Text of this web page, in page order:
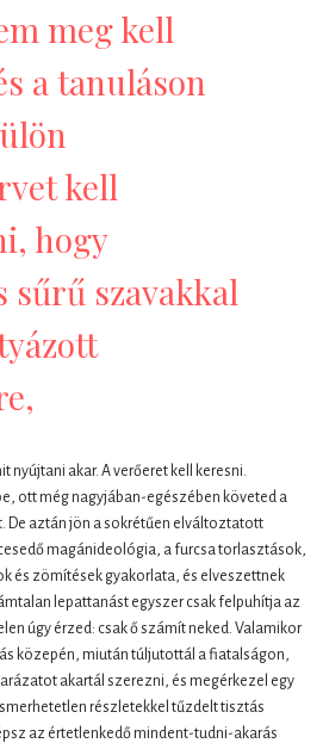
meg kell
a tanuláson
kell
hogy
sűrű szavakkal
nyújtani akar. A verőeret kell keresni.
ott még nagyjában-egészében követed a
De aztán jön a sokrétűen elváltoztatott
magánideológia, a furcsa torlasztások,
és zömítések gyakorlata, és elveszettnek
lepattanást egyszer csak felpuhítja az
úgy érzed: csak ő számít neked. Valamikor
közepén, miután túljutottál a fiatalságon,
akartál szerezni, és megérkezel egy
részletekkel tűzdelt tisztás
az értetlenkedő mindent-tudni-akarás